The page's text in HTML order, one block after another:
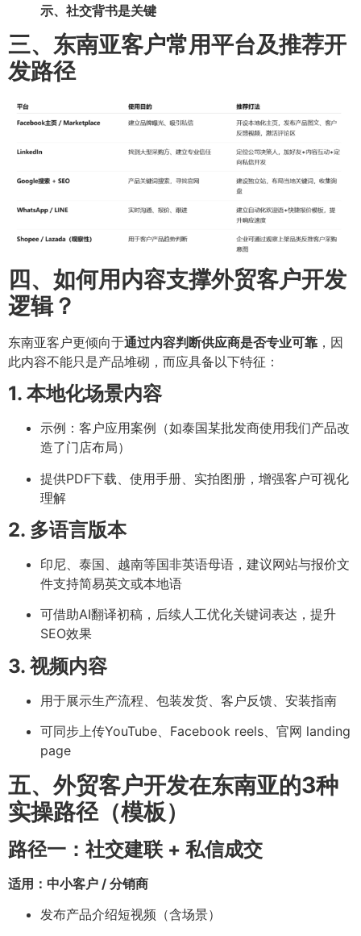
示、社交背书是关键
三、东南亚客户常用平台及推荐开
发路径
四、如何用内容支撑外贸客户开发
逻辑？
东南亚客户更倾向于通过内容判断供应商是否专业可靠 ，因
此内容不能只是产品堆砌，而应具备以下特征：
1. 本地化场景内容
示例：客户应用案例（如泰国某批发商使用我们产品改
造了门店布局）
提供PDF下载、使用手册、实拍图册，增强客户可视化
理解
2. 多语言版本
印尼、泰国、越南等国非英语母语，建议网站与报价文
件支持简易英文或本地语
可借助AI翻译初稿，后续人工优化关键词表达，提升
SEO效果
3. 视频内容
用于展示生产流程、包装发货、客户反馈、安装指南
可同步上传YouTube、Facebook reels、官网 landing
page
五、外贸客户开发在东南亚的3种
实操路径（模板）
路径一：社交建联 + 私信成交
适用：中小客户 / 分销商
发布产品介绍短视频（含场景）